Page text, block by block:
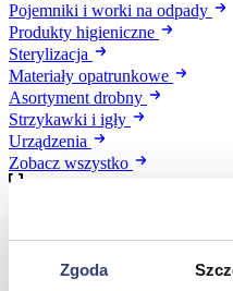
Zgoda
Pojemniki i worki na odpady
Produkty higieniczne
Sterylizacja
Materiały opatrunkowe
Asortyment drobny
Strzykawki i igły
Urządzenia
Zobacz wszystko
Wróć